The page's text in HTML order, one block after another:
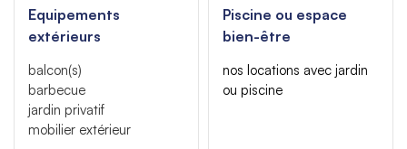
Equipements
extérieurs
balcon(s)
barbecue
jardin privatif
mobilier extérieur
Piscine ou espace
bien-être
nos locations avec jardin
ou piscine